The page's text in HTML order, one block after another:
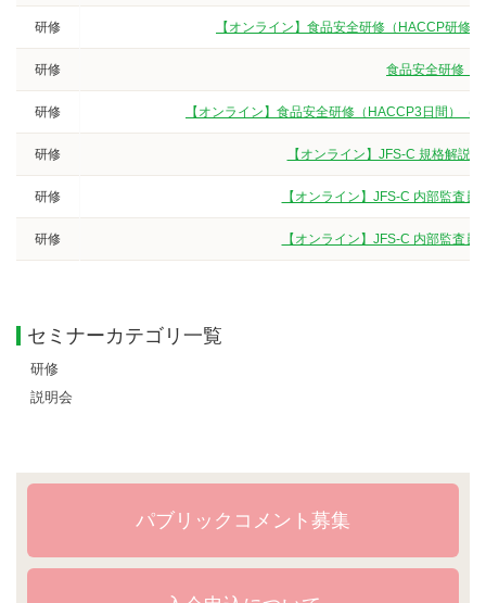
研修 【オンライン】食品安全研修（HACCP研修
研修 食品安全研修（
研修 【オンライン】食品安全研修（HACCP3日間）
研修 【オンライン】JFS-C 規格解説
研修 【オンライン】JFS-C 内部監査
研修 【オンライン】JFS-C 内部監査
セミナーカテゴリ一覧
研修
説明会
パブリックコメント募集